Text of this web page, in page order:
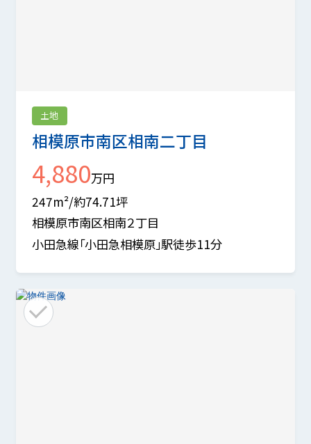
相模原市南区相南二丁目
土地
4,880万円
247m²/約74.71坪
相模原市南区相南２丁目
小田急線「小田急相模原」駅徒歩11分